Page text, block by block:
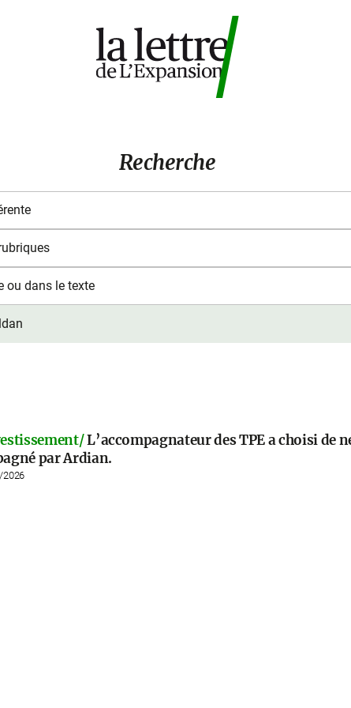
Recherche
L’accompagnateur des TPE a choisi de
par Ardian.